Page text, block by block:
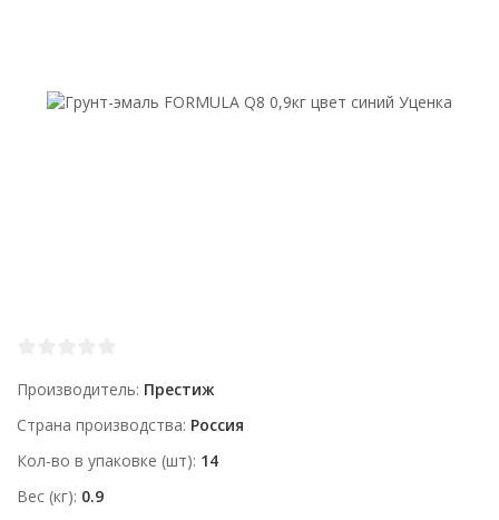
Производитель Престиж
Страна производства Россия
Кол-во в упаковке (шт) 14
Вес (кг) 0.9